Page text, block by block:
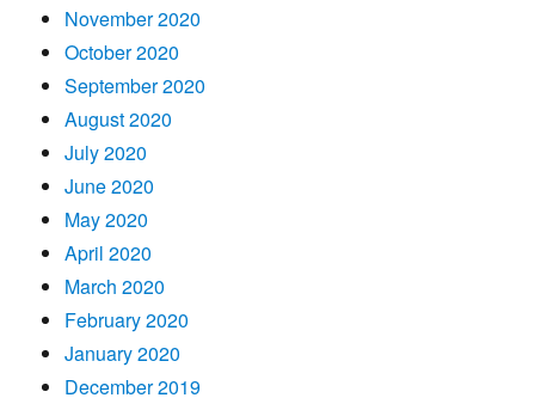
November 2020
October 2020
September 2020
August 2020
July 2020
June 2020
May 2020
April 2020
March 2020
February 2020
January 2020
December 2019